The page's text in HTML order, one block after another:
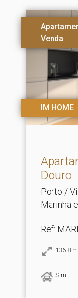
Venda
IM HOME
Douro
Porto /
Marinha
Ref:
136.8 m
Sim